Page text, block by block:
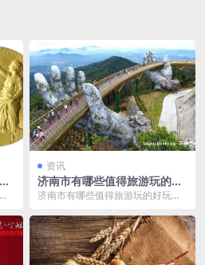
资讯
济南市有哪些值得旅游玩的好
玩地方？推荐哪些？都是什么
济南市有哪些值得旅游玩的好玩地
略 欢迎来到济南！...